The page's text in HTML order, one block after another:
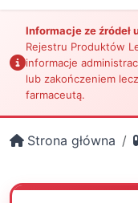
Informacje ze źródeł
Rejestru Produktów
informacje
lub zakończeniem
farmaceutą.
Strona główna